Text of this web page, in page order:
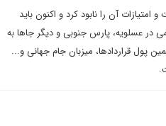
آن را نابود کرد و اکنون باید
در عسلویه، پارس جنوبی و دیگر جاها به
پول قراردادها، میزبان جام جهانی و‌...